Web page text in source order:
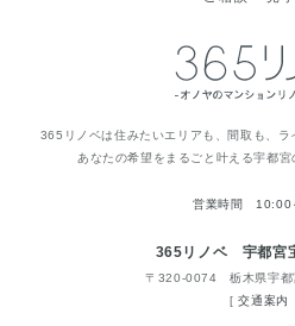
365リノベは住みたいエリアも、間取も、ラ
あなたの希望をまるごと叶える宇都宮
営業時間 10:00
365リノベ 宇都宮
〒320-0074 栃木県宇都
[交通案内